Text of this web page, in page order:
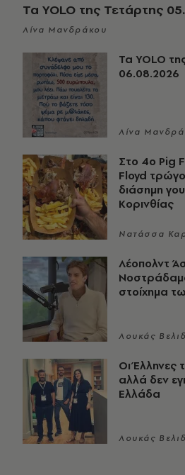
Τα YOLO της Τετάρτης
Λίνα Μανδράκου
Τα YOLO
06.08.2026
Λίνα
Στο 4ο Pig
Floyd
διάσημη
Κορινθίας
Νατάσσα
Λέοπολντ
στοίχημα
Λουκάς
Οι Έλληνες
αλλά δεν
Ελλάδα
Λουκάς